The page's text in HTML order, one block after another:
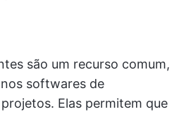
são um recurso comum,
softwares de
Elas permitem que